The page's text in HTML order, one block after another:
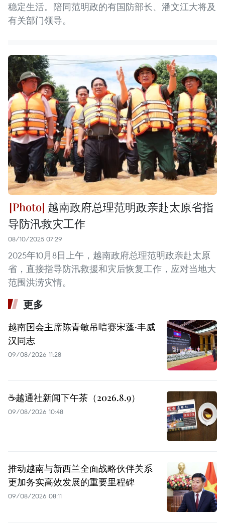
稳定生活。陪同范明政的有国防部长、潘文江大将及
有关部门领导。
越南政府总理范明政亲赴太原省指
导防汛救灾工作
08/10/2025 07:29
2025年10月8日上午，越南政府总理范明政亲赴太原
省，直接指导防汛救援和灾后恢复工作，应对当地大
范围洪涝灾情。
更多
越南国会主席陈青敏吊唁赛宋蓬·丰威
汉同志
09/08/2026 11:28
☕️越通社新闻下午茶（2026.8.9）
09/08/2026 10:48
推动越南与新西兰全面战略伙伴关系
更加务实高效发展的重要里程碑
09/08/2026 08:11